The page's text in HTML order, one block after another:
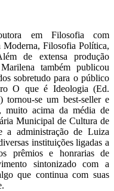
em Filosofia com
Moderna, Filosofia Política,
de extensa produção
também publicou
sobretudo para o público
O que é Ideologia (Ed.
tornou-se um best-seller e
muito acima da média de
Municipal de Cultura de
a administração de Luiza
instituições ligadas a
prêmios e honrarias de
sintonizado com a
que continua com suas